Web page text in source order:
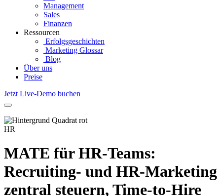
Management
Sales
Finanzen
Ressourcen
Erfolgsgeschichten
Marketing Glossar
Blog
Über uns
Preise
Jetzt Live-Demo buchen
HR
MATE für HR‑Teams:
Recruiting- und HR‑Marketing
zentral steuern, Time‑to‑Hire